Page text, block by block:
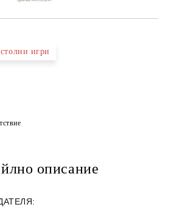
игри
описание